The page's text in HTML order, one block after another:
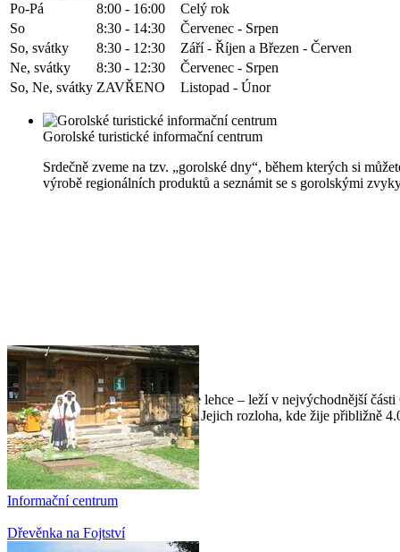
Po-Pá
8:00 - 16:00
Celý rok
So
8:30 - 14:30
Červenec - Srpen
So, svátky
8:30 - 12:30
Září - Říjen a Březen - Červen
Ne, svátky
8:30 - 12:30
Červenec - Srpen
So, Ne, svátky ZAVŘENO Listopad - Únor
Gorolské turistické informační centrum
Srdečně zveme na tzv. „gorolské dny“, během kterých si
výrobě regionálních produktů a seznámit se s gorolskými
Mosty u Jablunkova
Mosty u Jablunkova najdete lehce – leží v nejvýchodnější
Česka, Polska a Slovenska. Jejich rozloha, kde žije přibližně
Informační centrum
Dřevěnka na Fojtství